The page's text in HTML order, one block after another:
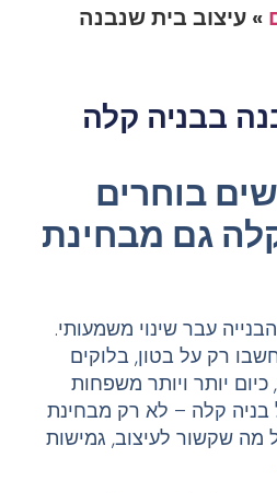
» עיצוב בית שנבנה
בבניה קלה
בוחרים
גם מבחינת
עבר שינוי משמעותי.
רק על בטון, בלוקים
יותר ויותר משפחות
בניה קלה – לא רק מבחינת
מה שקשור לעיצוב, גמישות